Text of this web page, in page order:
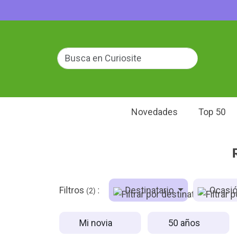
Novedades Top 50
Filtros (2) : Destinatario
Mi novia 50 años